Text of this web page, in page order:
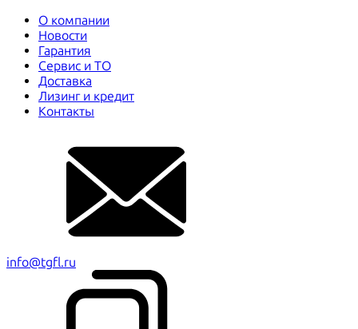
О компании
Новости
Гарантия
Сервис и ТО
Доставка
Лизинг и кредит
Контакты
info@tgfl.ru